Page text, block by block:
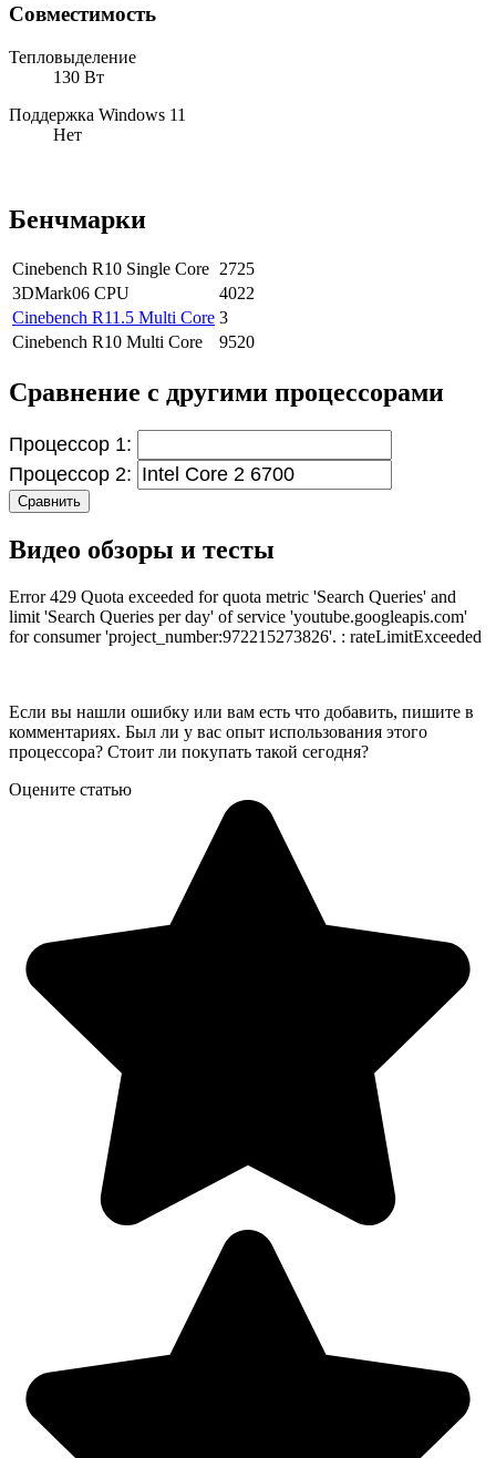
Совместимость
Тепловыделение
130 Вт
Поддержка Windows 11
Нет
Бенчмарки
Cinebench R10 Single Core 2725
3DMark06 CPU
4022
Cinebench R11.5 Multi Core 3
Cinebench R10 Multi Core
9520
Сравнение с другими процессорами
Процессор 1:
Процессор 2:
Сравнить
Видео обзоры и тесты
Error 429 Quota exceeded for quota metric 'Search Queries' and
limit 'Search Queries per day' of service 'youtube.googleapis.com'
for consumer 'project_number:972215273826'. : rateLimitExceeded
Если вы нашли ошибку или вам есть что добавить, пишите в
комментариях. Был ли у вас опыт использования этого
процессора? Стоит ли покупать такой сегодня?
Оцените статью